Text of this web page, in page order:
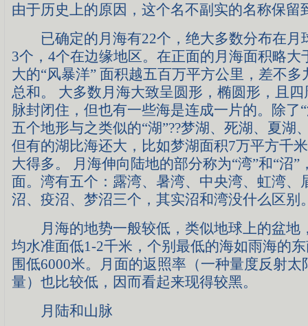
由于历史上的原因，这个名不副实的名称保留
已确定的月海有22个，绝大多数分布在月
3个，4个在边缘地区。在正面的月海面积略大
大的“风暴洋” 面积越五百万平方公里，差不多
总和。 大多数月海大致呈圆形，椭圆形，且
脉封闭住，但也有一些海是连成一片的。除了
五个地形与之类似的“湖”??梦湖、死湖、夏湖
但有的湖比海还大，比如梦湖面积7万平方千
大得多。 月海伸向陆地的部分称为“湾”和“沼”
面。湾有五个：露湾、暑湾、中央湾、虹湾、
沼、疫沼、梦沼三个，其实沼和湾没什么区别
月海的地势一般较低，类似地球上的盆地
均水准面低1-2千米，个别最低的海如雨海的
围低6000米。月面的返照率（一种量度反射太
量）也比较低，因而看起来现得较黑。
月陆和山脉